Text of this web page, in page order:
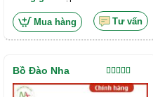
Mua hàng
Tư vấn
Được xếp
hạng5.00
Bồ Đào Nha